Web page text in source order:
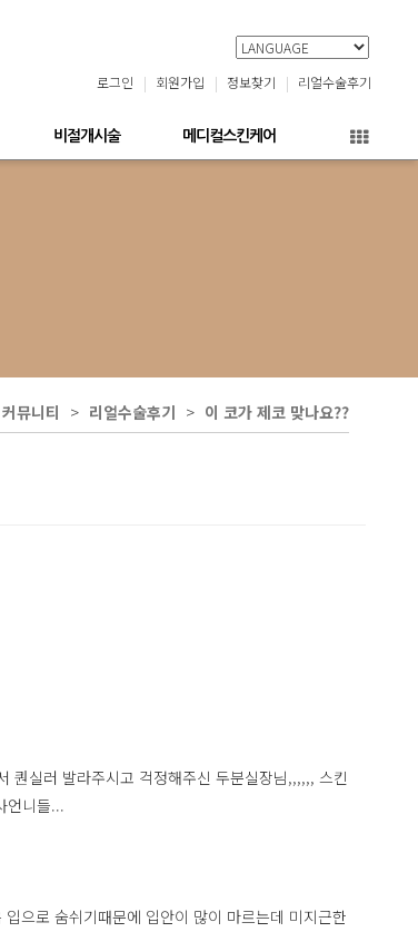
로그인 회원가입 정보찾기 리얼수술후기
비절개시술 메디컬스킨케어
커뮤니티 리얼수술후기 이 코가 제코 맞나요??
퀀실러 발라주시고 걱정해주신 두분실장님,,,,,, 스킨
언니들...
으로 숨쉬기때문에 입안이 많이 마르는데 미지근한